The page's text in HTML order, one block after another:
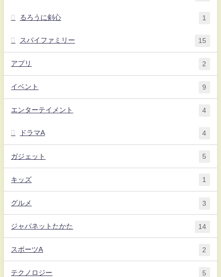
るろうに剣心 1
スパイファミリー 15
アプリ 2
イベント 9
エンターテイメント 4
ドラマA 4
ガジェット 5
キッズ 1
グルメ 3
ジャパネットたかた 14
スポーツA 2
テクノロジー 5